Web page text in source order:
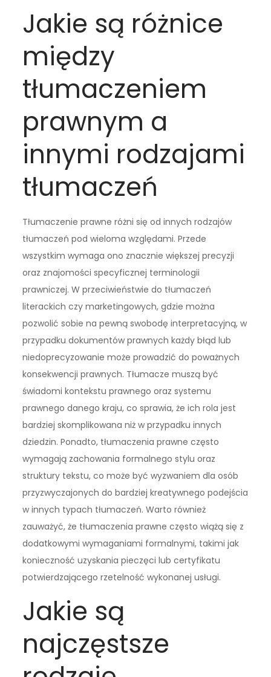
Jakie są różnice
między
tłumaczeniem
prawnym a
innymi rodzajami
tłumaczeń
Tłumaczenie prawne różni się od innych rodzajów
tłumaczeń pod wieloma względami. Przede
wszystkim wymaga ono znacznie większej precyzji
oraz znajomości specyficznej terminologii
prawniczej. W przeciwieństwie do tłumaczeń
literackich czy marketingowych, gdzie można
pozwolić sobie na pewną swobodę interpretacyjną, w
przypadku dokumentów prawnych każdy błąd lub
niedoprecyzowanie może prowadzić do poważnych
konsekwencji prawnych. Tłumacze muszą być
świadomi kontekstu prawnego oraz systemu
prawnego danego kraju, co sprawia, że ich rola jest
bardziej skomplikowana niż w przypadku innych
dziedzin. Ponadto, tłumaczenia prawne często
wymagają zachowania formalnego stylu oraz
struktury tekstu, co może być wyzwaniem dla osób
przyzwyczajonych do bardziej kreatywnego podejścia
w innych typach tłumaczeń. Warto również
zauważyć, że tłumaczenia prawne często wiążą się z
dodatkowymi wymaganiami formalnymi, takimi jak
konieczność uzyskania pieczęci lub certyfikatu
potwierdzającego rzetelność wykonanej usługi.
Jakie są
najczęstsze